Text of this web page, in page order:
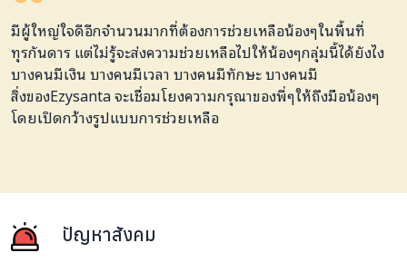
มีผู้ใหญ่ใจดีอีกจำนวนมากที่ต้องการช่วยเหลือน้องๆในพื้นที่
ทุรกันดาร แต่ไม่รู้จะส่งความช่วยเหลือไปให้น้องๆกลุ่มนี้ได้ยังไง
บางคนมีเงิน บางคนมีเวลา บางคนมีทักษะ บางคนมี
สิ่งของEzysanta จะเชื่อมโยงความกรุณาของพี่ๆให้ถึงมือน้องๆ
โดยเปิดกว้างรูปแบบการช่วยเหลือ
ปัญหาสังคม